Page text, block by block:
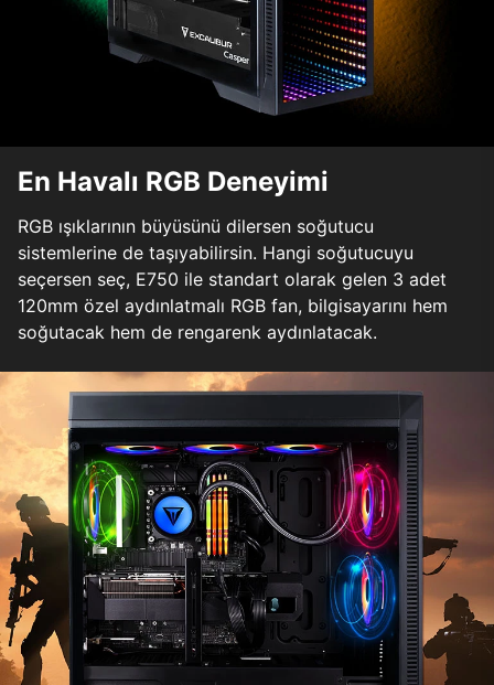
En Havalı RGB Deneyimi
RGB ışıklarının büyüsünü dilersen soğutucu
sistemlerine de taşıyabilirsin. Hangi soğutucuyu
seçersen seç, E750 ile standart olarak gelen 3 adet
120mm özel aydınlatmalı RGB fan, bilgisayarını hem
soğutacak hem de rengarenk aydınlatacak.